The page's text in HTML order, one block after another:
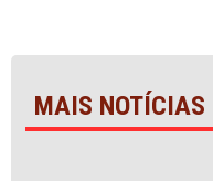
MAIS NOTÍCIAS